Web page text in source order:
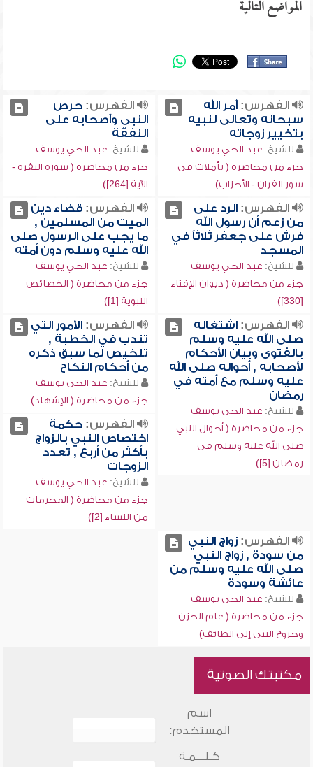
المواضع التالية
الفهرس:أمر الله
سبحانه وتعالى لنبيه
بتخيير زوجاته
للشيخ: عبد الحي يوسف
جزء من محاضرة ( تأملات في
سور القرآن - الأحزاب)
الفهرس:حرص
النبي وأصحابه على
النفقة
للشيخ: عبد الحي يوسف
جزء من محاضرة ( سورة البقرة -
الآية [264])
الفهرس:الرد على
من زعم أن رسول الله
فرش على جعفر ثلاثاً في
المسجد
للشيخ: عبد الحي يوسف
جزء من محاضرة ( ديوان الإفتاء
[330])
الفهرس:قضاء دين
الميت من المسلمين ,
ما يجب على الرسول صلى
الله عليه وسلم دون أمته
للشيخ: عبد الحي يوسف
جزء من محاضرة ( الخصائص
النبوية [1])
الفهرس:اشتغاله
صلى الله عليه وسلم
بالفتوى وبيان الأحكام
لأصحابه , أحواله صلى الله
عليه وسلم مع أمته في
رمضان
للشيخ: عبد الحي يوسف
جزء من محاضرة ( أحوال النبي
صلى الله عليه وسلم في
رمضان [5])
الفهرس:الأمور التي
تندب في الخطبة ,
تلخيص لما سبق ذكره
من أحكام النكاح
للشيخ: عبد الحي يوسف
جزء من محاضرة ( الإشهاد)
الفهرس:حكمة
اختصاص النبي بالزواج
بأكثر من أربع , تعدد
الزوجات
للشيخ: عبد الحي يوسف
جزء من محاضرة ( المحرمات
من النساء [2])
الفهرس:زواج النبي
من سودة , زواج النبي
صلى الله عليه وسلم من
عائشة وسودة
للشيخ: عبد الحي يوسف
جزء من محاضرة ( عام الحزن
وخروج النبي إلى الطائف)
مكتبتك الصوتية
اسم
المستخدم:
كـلـــمـة